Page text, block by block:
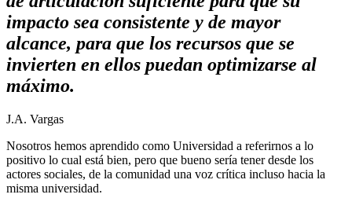
impacto sea consistente y de mayor
alcance, para que los recursos que se
invierten en ellos puedan optimizarse al
máximo.
J.A. Vargas
Nosotros hemos aprendido como Universidad a referirnos a lo
positivo lo cual está bien, pero que bueno sería tener desde los
actores sociales, de la comunidad una voz crítica incluso hacia la
misma universidad.